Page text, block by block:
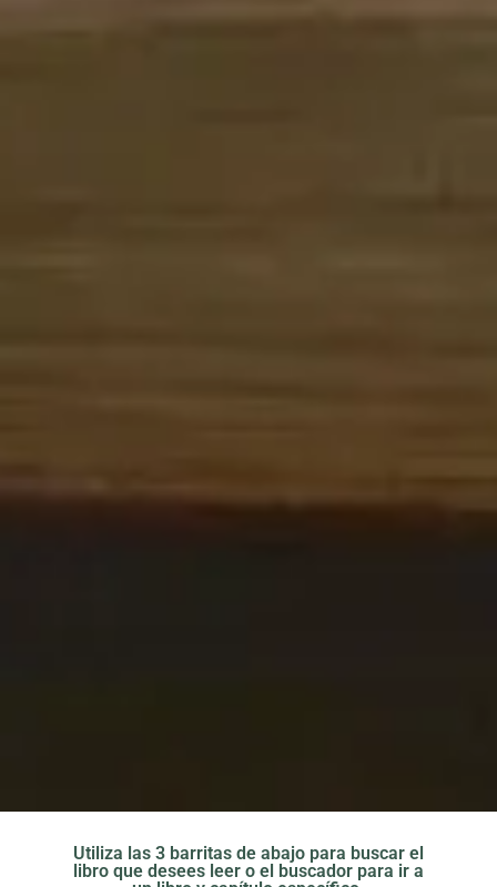
Utiliza las 3 barritas de abajo para buscar el
libro que desees leer o el buscador para ir a